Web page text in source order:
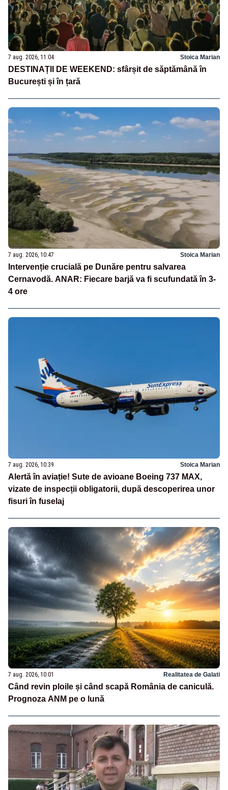
7 aug. 2026, 11:04 Stoica Marian
DESTINAȚII DE WEEKEND: sfârșit de săptămână în
București și în țară
7 aug. 2026, 10:47 Stoica Marian
Intervenție crucială pe Dunăre pentru salvarea
Cernavodă. ANAR: Fiecare barjă va fi scufundată în 3-
4 ore
7 aug. 2026, 10:39 Stoica Marian
Alertă în aviație! Sute de avioane Boeing 737 MAX,
vizate de inspecții obligatorii, după descoperirea unor
fisuri în fuselaj
7 aug. 2026, 10:01 Realitatea de Galati
Când revin ploile și când scapă România de caniculă.
Prognoza ANM pe o lună